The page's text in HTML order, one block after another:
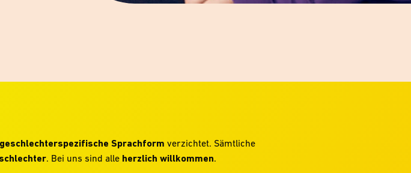
geschlechterspezifische Sprachform verzichtet. Sämtliche
. Bei uns sind alle herzlich willkommen.